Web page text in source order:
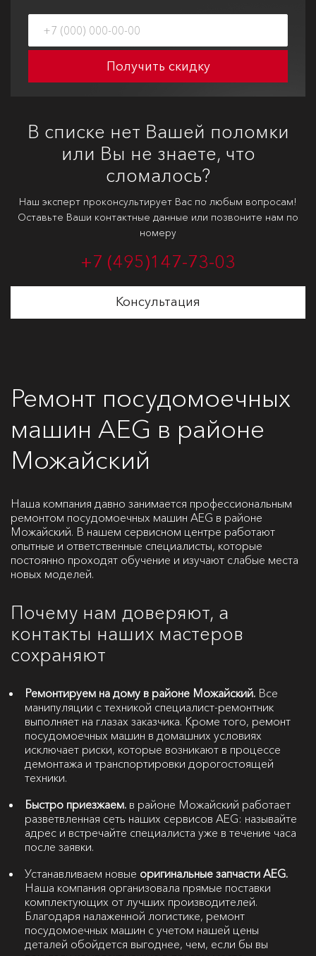
Получить скидку
В списке нет Вашей поломки
или Вы не знаете, что
сломалось?
Наш эксперт проконсультирует Вас по любым вопросам!
Оставьте Ваши контактные данные или позвоните нам по
номеру
+7 (495)147-73-03
Консультация
Ремонт посудомоечных
машин AEG в районе
Можайский
Наша компания давно занимается профессиональным
ремонтом посудомоечных машин AEG в районе
Можайский. В нашем сервисном центре работают
опытные и ответственные специалисты, которые
постоянно проходят обучение и изучают слабые места
новых моделей.
Почему нам доверяют, а
контакты наших мастеров
сохраняют
Ремонтируем на дому в районе Можайский. Все
манипуляции с техникой специалист-ремонтник
выполняет на глазах заказчика. Кроме того, ремонт
посудомоечных машин в домашних условиях
исключает риски, которые возникают в процессе
демонтажа и транспортировки дорогостоящей
техники.
Быстро приезжаем. в районе Можайский работает
разветвленная сеть наших сервисов AEG: называйте
адрес и встречайте специалиста уже в течение часа
после заявки.
Устанавливаем новые оригинальные запчасти AEG.
Наша компания организовала прямые поставки
комплектующих от лучших производителей.
Благодаря налаженной логистике, ремонт
посудомоечных машин с учетом нашей цены
деталей обойдется выгоднее, чем, если бы вы